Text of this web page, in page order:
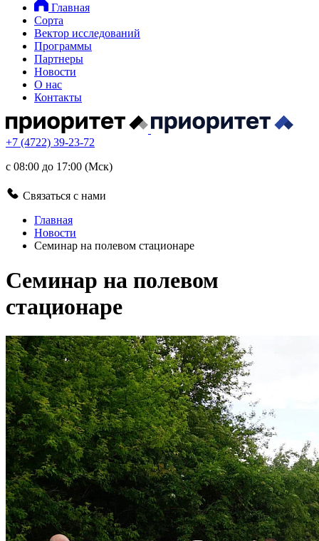
Главная
Сорта
Вектор исследований
Программы
Партнеры
Новости
О нас
Контакты
+7 (4722) 39-23-72
с 08:00 до 17:00 (Мск)
Связаться с нами
Главная
Новости
Семинар на полевом стационаре
Семинар на полевом
стационаре